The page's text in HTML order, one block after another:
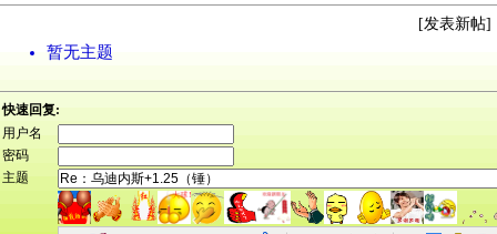
[发表新帖]
暂无主题
快速回复:
用户名
密码
主题